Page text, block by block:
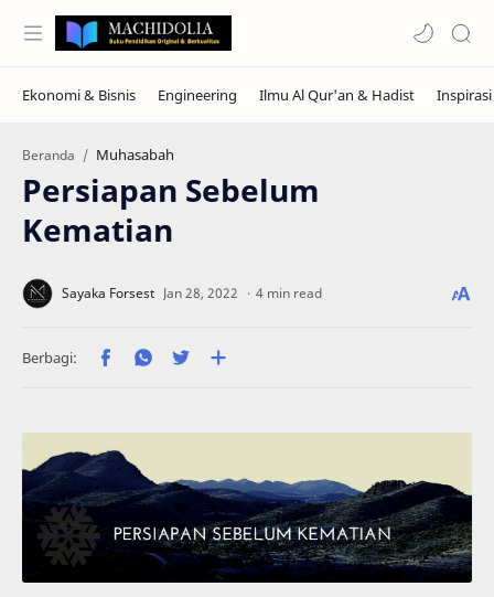
Beranda Muhasabah
Persiapan Sebelum
Kematian
4 min read